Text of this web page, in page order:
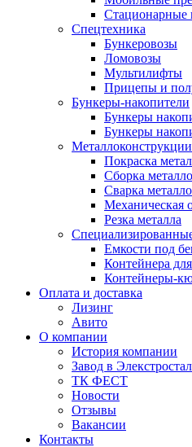
Стационарные
Спецтехника
Бункеровозы
Ломовозы
Мультилифты
Прицепы и
Бункеры-накопители
Бункеры
Бункеры
Металлоконструкции
Покраска
Сборка
Сварка
Механическая
Резка металла
Емкости под
Контейнера
Контейнеры-
Оплата и доставка
Лизинг
Авито
О компании
История компании
Завод в
ТК ФЕСТ
Новости
Отзывы
Вакансии
Контакты